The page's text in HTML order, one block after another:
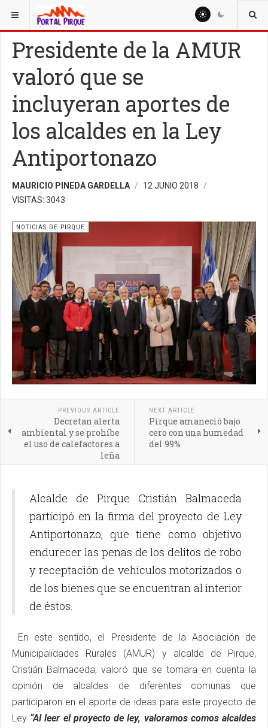
ESTÁ AQUÍ: NOTICIAS
Presidente de la AMUR
valoró que se
incluyeran aportes de
los alcaldes en la Ley
Antiportonazo
MAURICIO PINEDA GARDELLA
12 JUNIO 2018
VISITAS: 3043
NOTICIAS DE PIRQUE
PREVIOUS ARTICLE
Decretan alerta
ambiental y se prohíbe
el uso de calefactores a
leña
NEXT ARTICLE
Pirque amaneció bajo
cero con una humedad
del 99%
Alcalde de Pirque Cristián Balmaceda
participó en la firma del proyecto de Ley
Antiportonazo, que tiene como objetivo
endurecer las penas de los delitos de robo
y receptación de vehículos motorizados o
de los bienes que se encuentran al interior
de éstos.
En este sentido, el Presidente de la Asociación de
Municipalidades Rurales (AMUR) y alcalde de Pirque,
Cristián Balmaceda, valoró que se tomara en cuenta la
opinión de alcaldes de diferentes comunas que
participaron en el aporte de ideas para este proyecto de
Ley “Al leer el proyecto de ley, valoramos comos alcaldes